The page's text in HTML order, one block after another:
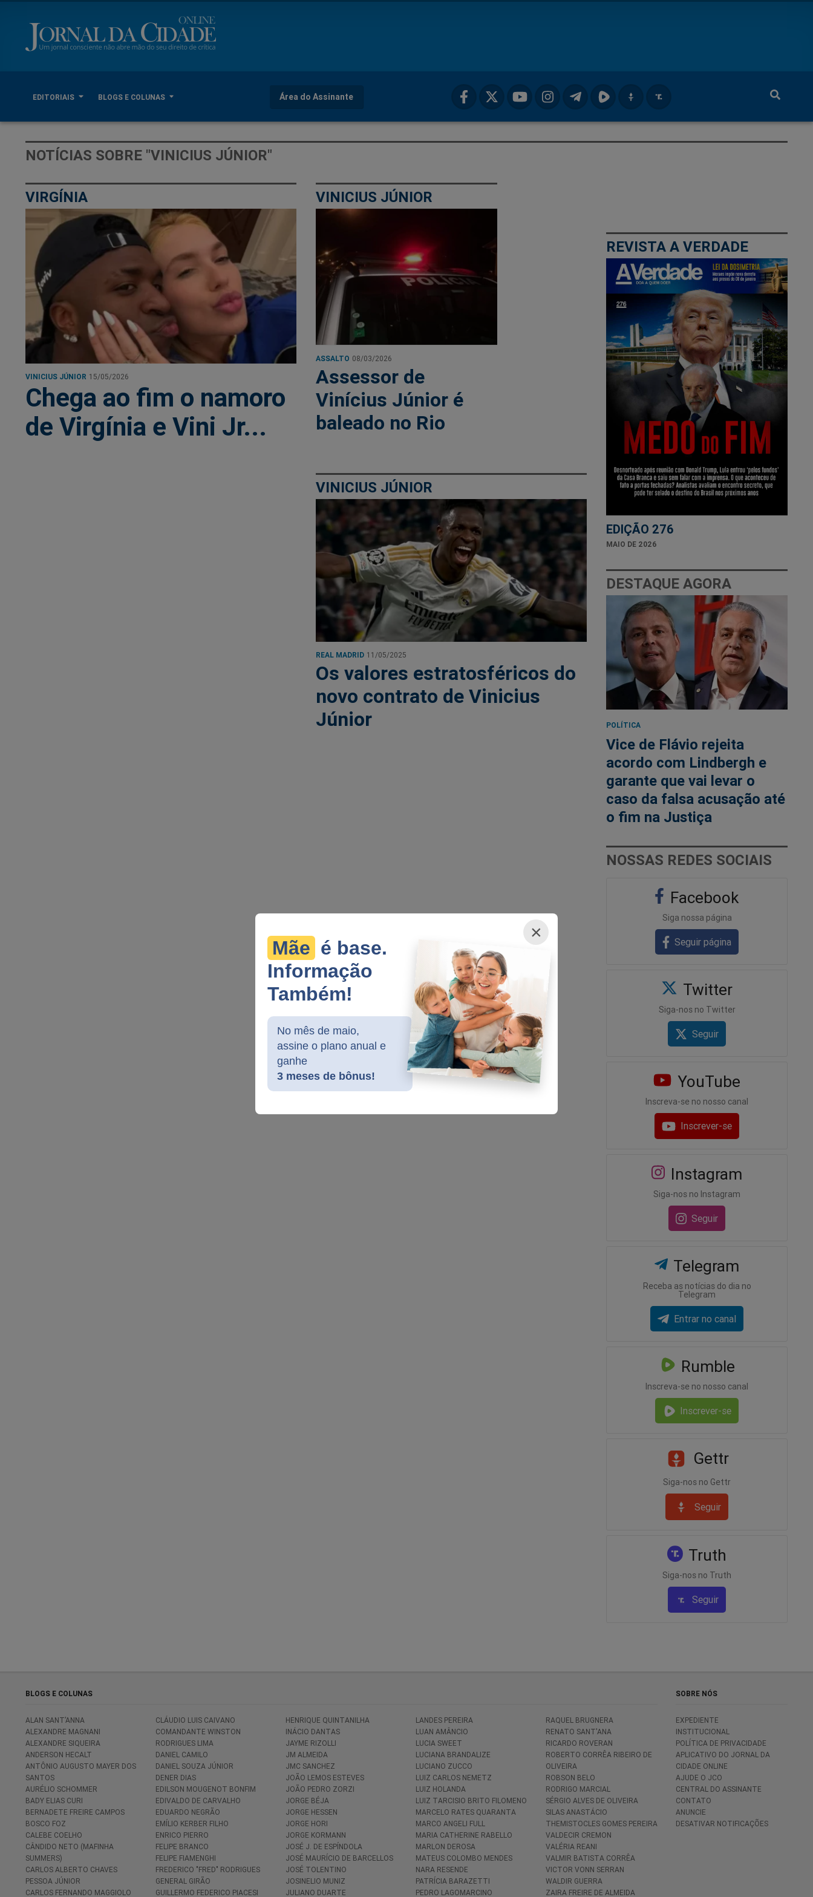
EDITORIAIS BLOGS E COLUNAS Área do Assinante
×
Mãe é base.
Informação
Também!
No mês de maio,
assine o plano anual e
ganhe
3 meses de bônus!
NOTÍCIAS SOBRE "VINICIUS JÚNIOR"
VIRGÍNIA
VINICIUS JÚNIOR 15/05/2026
Chega ao fim o namoro
de Virgínia e Vini Jr...
VINICIUS JÚNIOR
ASSALTO 08/03/2026
Assessor de
Vinícius Júnior é
baleado no Rio
VINICIUS JÚNIOR
REAL MADRID 11/05/2025
Os valores estratosféricos do
novo contrato de Vinicius
Júnior
REVISTA A VERDADE
EDIÇÃO 276
MAIO DE 2026
DESTAQUE AGORA
POLÍTICA
Vice de Flávio rejeita
acordo com Lindbergh e
garante que vai levar o
caso da falsa acusação até
o fim na Justiça
NOSSAS REDES SOCIAIS
Facebook
Siga nossa página
Seguir página
Twitter
Siga-nos no Twitter
Seguir
YouTube
Inscreva-se no nosso canal
Inscrever-se
Instagram
Siga-nos no Instagram
Seguir
Telegram
Receba as notícias do dia no
Telegram
Entrar no canal
Rumble
Inscreva-se no nosso canal
Inscrever-se
Gettr
Siga-nos no Gettr
Seguir
Truth
Siga-nos no Truth
Seguir
BLOGS E COLUNAS
ALAN SANT’ANNA
ALEXANDRE MAGNANI
ALEXANDRE SIQUEIRA
ANDERSON HECALT
ANTÔNIO AUGUSTO MAYER DOS
SANTOS
AURÉLIO SCHOMMER
BADY ELIAS CURI
BERNADETE FREIRE CAMPOS
BOSCO FOZ
CALEBE COELHO
CÂNDIDO NETO (MAFINHA
SUMMERS)
CARLOS ALBERTO CHAVES
PESSOA JÚNIOR
CARLOS FERNANDO MAGGIOLO
CLÁUDIO LUIS CAIVANO
COMANDANTE WINSTON
RODRIGUES LIMA
DANIEL CAMILO
DANIEL SOUZA JÚNIOR
DENER DIAS
EDILSON MOUGENOT BONFIM
EDIVALDO DE CARVALHO
EDUARDO NEGRÃO
EMÍLIO KERBER FILHO
ENRICO PIERRO
FELIPE BRANCO
FELIPE FIAMENGHI
FREDERICO "FRED" RODRIGUES
GENERAL GIRÃO
GUILLERMO FEDERICO PIACESI
HENRIQUE QUINTANILHA
INÁCIO DANTAS
JAYME RIZOLLI
JM ALMEIDA
JMC SANCHEZ
JOÃO LEMOS ESTEVES
JOÃO PEDRO ZORZI
JORGE BÉJA
JORGE HESSEN
JORGE HORI
JORGE KORMANN
JOSÉ J. DE ESPÍNDOLA
JOSÉ MAURÍCIO DE BARCELLOS
JOSÉ TOLENTINO
JOSINELIO MUNIZ
JULIANO DUARTE
LANDES PEREIRA
LUAN AMÂNCIO
LUCIA SWEET
LUCIANA BRANDALIZE
LUCIANO ZUCCO
LUIZ CARLOS NEMETZ
LUIZ HOLANDA
LUIZ TARCISIO BRITO FILOMENO
MARCELO RATES QUARANTA
MARCO ANGELI FULL
MARIA CATHERINE RABELLO
MARLON DEROSA
MATEUS COLOMBO MENDES
NARA RESENDE
PATRÍCIA BARAZETTI
PEDRO LAGOMARCINO
RAQUEL BRUGNERA
RENATO SANT'ANA
RICARDO ROVERAN
ROBERTO CORRÊA RIBEIRO DE
OLIVEIRA
ROBSON BELO
RODRIGO MARCIAL
SÉRGIO ALVES DE OLIVEIRA
SILAS ANASTÁCIO
THEMISTOCLES GOMES PEREIRA
VALDECIR CREMON
VALÉRIA REANI
VALMIR BATISTA CORRÊA
VICTOR VONN SERRAN
WALDIR GUERRA
ZAIRA FREIRE DE ALMEIDA
SOBRE NÓS
EXPEDIENTE
INSTITUCIONAL
POLÍTICA DE PRIVACIDADE
APLICATIVO DO JORNAL DA
CIDADE ONLINE
AJUDE O JCO
CENTRAL DO ASSINANTE
CONTATO
ANUNCIE
DESATIVAR NOTIFICAÇÕES